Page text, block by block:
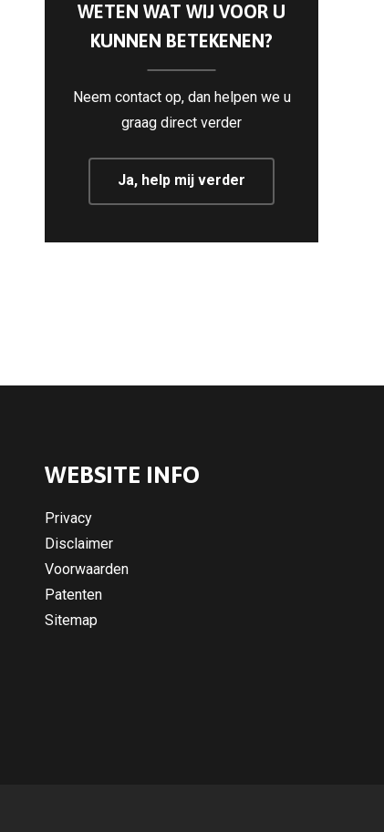
WETEN WAT WIJ VOOR U
KUNNEN BETEKENEN?
Neem contact op, dan helpen we u
graag direct verder
Ja, help mij verder
WEBSITE INFO
Privacy
Disclaimer
Voorwaarden
Patenten
Sitemap